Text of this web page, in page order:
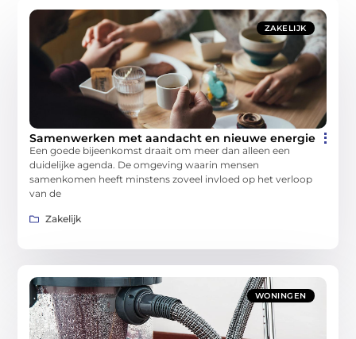
ZAKELIJK
Samenwerken met aandacht en nieuwe energie
Een goede bijeenkomst draait om meer dan alleen een
duidelijke agenda. De omgeving waarin mensen
samenkomen heeft minstens zoveel invloed op het verloop
van de
Zakelijk
WONINGEN